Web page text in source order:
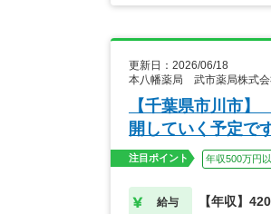
更新日：2026/06/18
本八幡薬局 武市薬局株式会
【千葉県市川市
開していく予定です
注目ポイント 年収500万円
給与 【年収】